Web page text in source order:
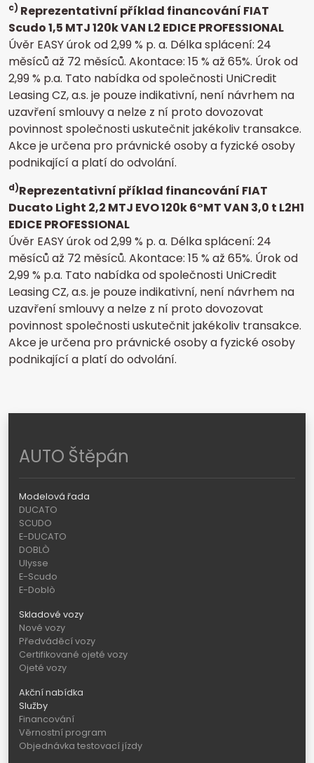
c) Reprezentativní příklad financování FIAT
Scudo 1,5 MTJ 120k VAN L2 EDICE PROFESSIONAL
Úvěr EASY úrok od 2,99 % p. a. Délka splácení: 24
měsíců až 72 měsíců. Akontace: 15 % až 65%. Úrok od
2,99 % p.a. Tato nabídka od společnosti UniCredit
Leasing CZ, a.s. je pouze indikativní, není návrhem na
uzavření smlouvy a nelze z ní proto dovozovat
povinnost společnosti uskutečnit jakékoliv transakce.
Akce je určena pro právnické osoby a fyzické osoby
podnikající a platí do odvolání.
d)Reprezentativní příklad financování FIAT
Ducato Light 2,2 MTJ EVO 120k 6°MT VAN 3,0 t L2H1
EDICE PROFESSIONAL
Úvěr EASY úrok od 2,99 % p. a. Délka splácení: 24
měsíců až 72 měsíců. Akontace: 15 % až 65%. Úrok od
2,99 % p.a. Tato nabídka od společnosti UniCredit
Leasing CZ, a.s. je pouze indikativní, není návrhem na
uzavření smlouvy a nelze z ní proto dovozovat
povinnost společnosti uskutečnit jakékoliv transakce.
Akce je určena pro právnické osoby a fyzické osoby
podnikající a platí do odvolání.
AUTO Štěpán
Modelová řada
DUCATO
SCUDO
E-DUCATO
DOBLÒ
Ulysse
E-Scudo
E-Doblò
Skladové vozy
Nové vozy
Předváděcí vozy
Certifikované ojeté vozy
Ojeté vozy
Akční nabídka
Služby
Financování
Věrnostní program
Objednávka testovací jízdy